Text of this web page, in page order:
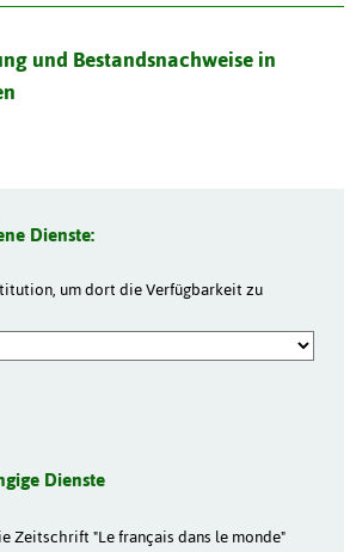
und Bestandsnachweise in
Dienste:
um dort die Verfügbarkeit zu
Dienste
Zeitschrift "Le français dans le monde"